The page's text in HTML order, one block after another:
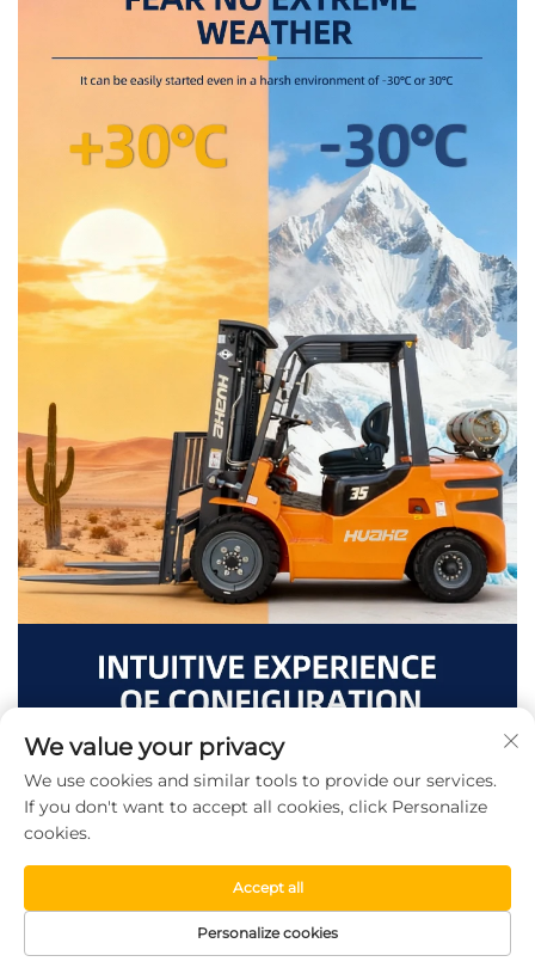
We value your privacy
We use cookies and similar tools to provide our services.
If you don't want to accept all cookies, click Personalize
cookies.
Personalize cookies
Accept all